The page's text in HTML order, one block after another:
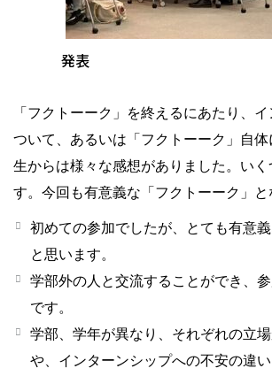
発表
「フクトーーク」を終えるにあたり、
ついて、あるいは「フクトーーク」自
生からは様々な感想がありました。いく
す。今回も有意義な「フクトーーク」と
初めての参加でしたが、とても有意
と思います。
学部外の人と交流することができ、
です。
学部、学年が異なり、それぞれの立
や、インターンシップへの不安の違